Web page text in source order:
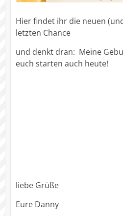
Hier findet ihr die neuen
letzten Chance
und denkt dran: Meine
euch starten auch heute!
liebe Grüße
Eure Danny